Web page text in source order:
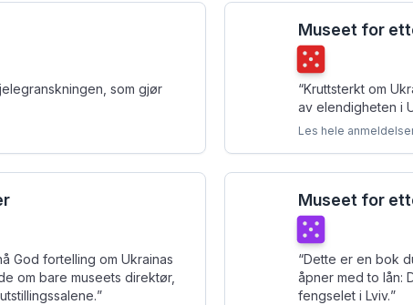
som gjør
Museet for
Terningkast
“Kruttsterkt om
av elendigheten i
Les hele
God fortelling om Ukrainas
om bare museets direktør,
”
Museet for
Terningkast
“Dette er en bok
åpner med to lån:
fengselet i Lviv.”